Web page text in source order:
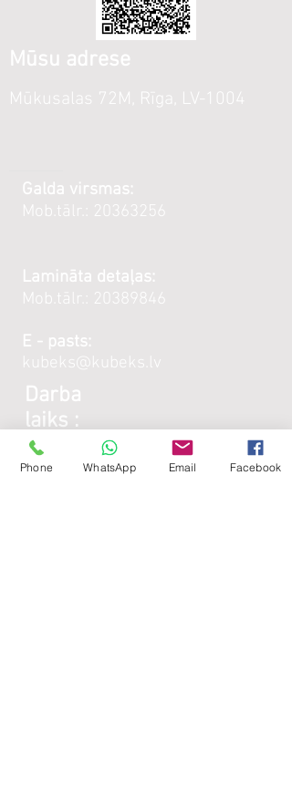
Mūsu adrese
Mūkusalas 72M, Rīga, LV-1004
Galda virsmas:
Mob.tālr.: 20363256
Lamināta detaļas:
Mob.tālr.: 20389846
E - pasts:
kubeks@kubeks.lv
Darba
laiks :
Phone WhatsApp Email Facebook